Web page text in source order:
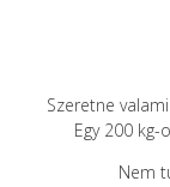
Szeretne
Egy 200
Nem